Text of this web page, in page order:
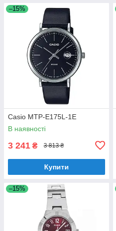
–15%
Casio MTP-E175L-1E
В наявності
3 241 ₴ 3 813 ₴
Купити
–15%